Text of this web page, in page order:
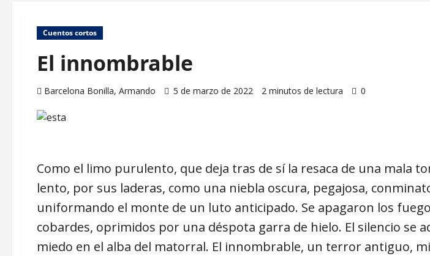
Cuentos cortos
El innombrable
Barcelona Bonilla, Armando 5 de marzo de 2022 2 minutos de lectura 0
Como el limo purulento, que deja tras de sí la resaca de una mala
lento, por sus laderas, como una niebla oscura, pegajosa,
uniformando el monte de un luto anticipado. Se apagaron los
cobardes, oprimidos por una déspota garra de hielo. El silencio se
miedo en el alba del matorral. El innombrable, un terror antiguo,